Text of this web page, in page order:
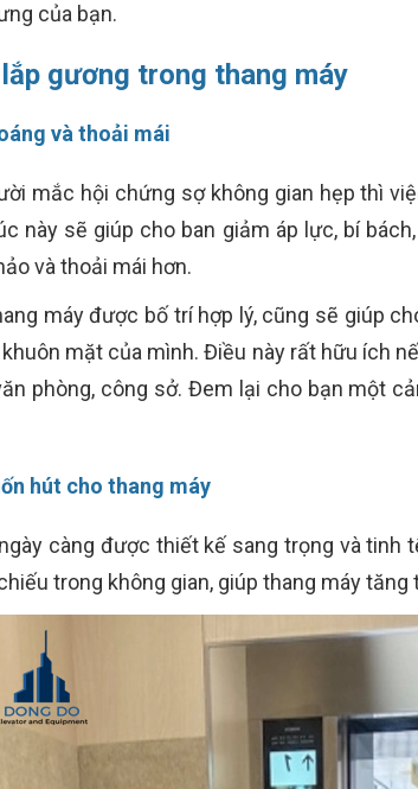
của bạn.
gương trong thang máy
và thoải mái
mắc hội chứng sợ không gian hẹp thì
này sẽ giúp cho ban giảm áp lực, bí
và thoải mái hơn.
máy được bố trí hợp lý, cũng sẽ giúp
mặt của mình. Điều này rất hữu ích
phòng, công sở. Đem lại cho bạn một
hút cho thang máy
càng được thiết kế sang trọng và tinh
trong không gian, giúp thang máy